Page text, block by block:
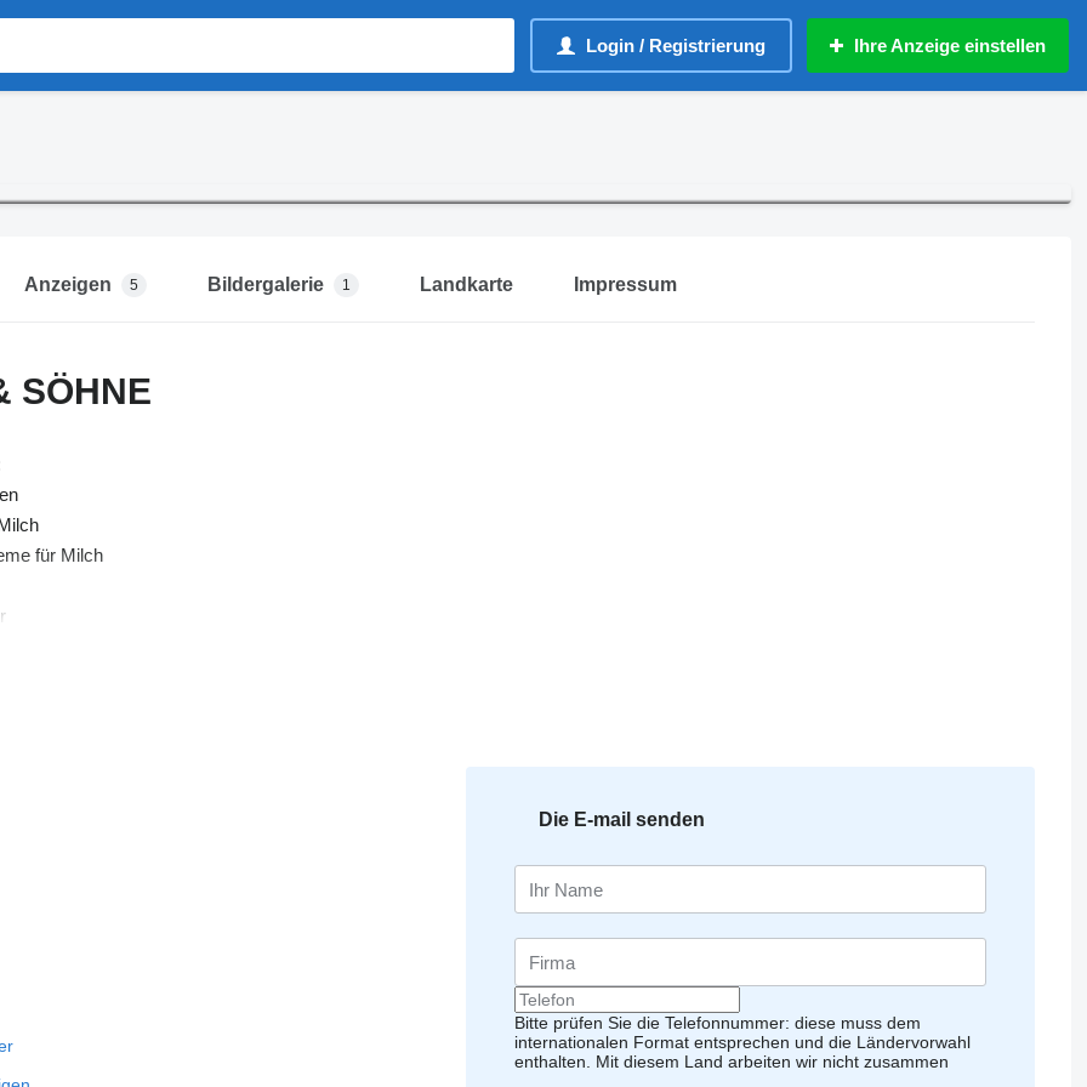
Login / Registrierung Ihre Anzeige einstellen
Anzeigen 5 Bildergalerie 1 Landkarte Impressum
SÖHNE
für Milch
Die E-mail senden
Bitte prüfen Sie die Telefonnummer: diese muss dem
internationalen Format entsprechen und die Ländervorwahl
enthalten.
Mit diesem Land arbeiten wir nicht zusammen